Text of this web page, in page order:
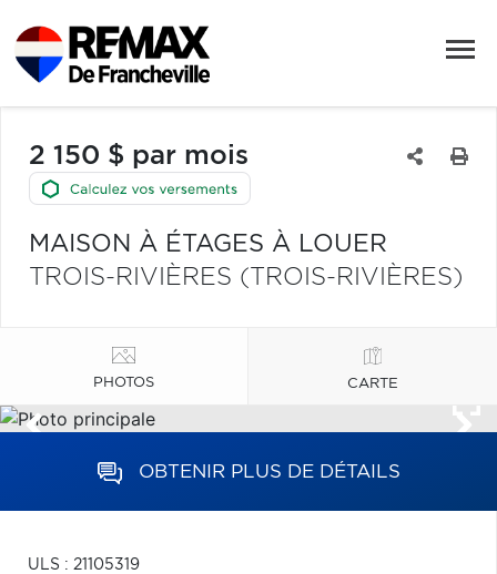
2 150 $ par mois
MAISON À ÉTAGES À LOUER
TROIS-RIVIÈRES (TROIS-RIVIÈRES)
PHOTOS CARTE
OBTENIR PLUS DE DÉTAILS
ULS : 21105319